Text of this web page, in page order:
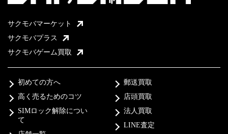
サクモバマーケット
サクモバプラス
サクモバゲーム買取
初めての方へ
高く売るためのコツ
SIMロック解除につい
て
郵送買取
店頭買取
法人買取
LINE査定